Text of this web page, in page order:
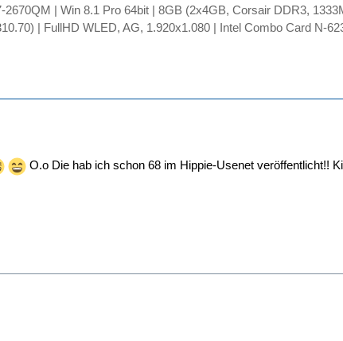
2670QM | Win 8.1 Pro 64bit | 8GB (2x4GB, Corsair DDR3,
| FullHD WLED, AG, 1.920x1.080 | Intel Combo Card N-
O.o Die hab ich schon 68 im Hippie-Usenet veröffentlicht!!